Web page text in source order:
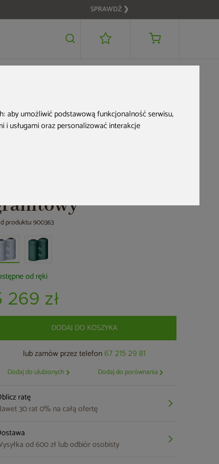
aby umożliwić podstawową funkcjonalność serwisu,
i usługami oraz personalizować interakcje
SPRAWDŹ ❯
5 269 zł DODAJ DO KOSZYKA
na
produktu: 900363
od ręki
269 zł
DODAJ DO KOSZYKA
lub zamów przez telefon 67 215 29 81
Dodaj do ulubionych Dodaj do porównania
ratę
30 rat 0% na całą ofertę
od 600 zł lub odbiór osobisty